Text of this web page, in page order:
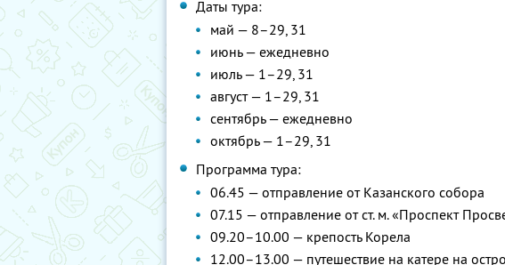
Даты тура:
май — 8–29, 31
июнь — ежедневно
июль — 1–29, 31
август — 1–29, 31
сентябрь — ежедневно
октябрь — 1–29, 31
Программа тура:
06.45 — отправление от Казанского собора
07.15 — отправление от ст. м. «Проспект
09.20–10.00 — крепость Корела
12.00–13.00 — путешествие на катере на